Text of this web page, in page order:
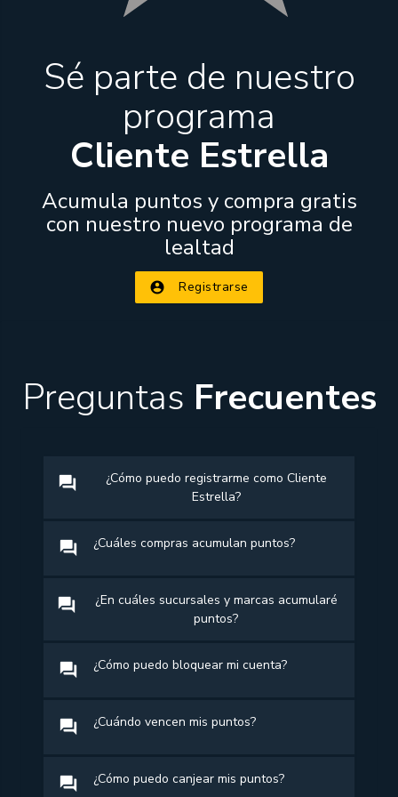
Sé parte de nuestro
programa
Cliente Estrella
Acumula puntos y compra gratis
con nuestro nuevo programa de
lealtad
account_circle Registrarse
Preguntas Frecuentes
question_answer
¿Cómo puedo registrarme como Cliente
Estrella?
question_answer ¿Cuáles compras acumulan puntos?
question_answer
¿En cuáles sucursales y marcas acumularé
puntos?
question_answer ¿Cómo puedo bloquear mi cuenta?
question_answer ¿Cuándo vencen mis puntos?
question_answer ¿Cómo puedo canjear mis puntos?